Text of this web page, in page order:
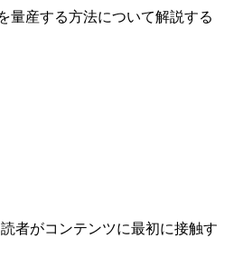
量産する方法について解説する
者がコンテンツに最初に接触す